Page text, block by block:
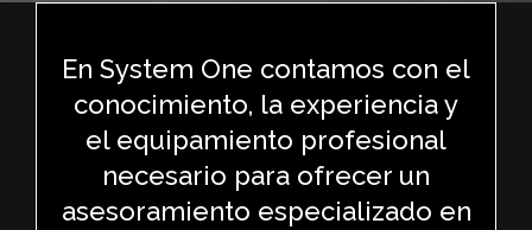
En System One contamos con el
conocimiento, la experiencia y
el equipamiento profesional
necesario para ofrecer un
asesoramiento especializado en